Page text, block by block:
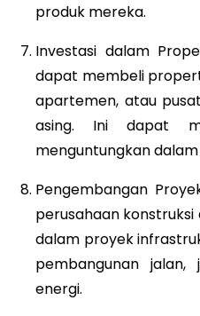
produk mereka.
Investasi dalam
dapat membeli
apartemen, atau
asing. Ini dapat
menguntungkan
Pengembangan
perusahaan
dalam proyek
pembangunan
energi.